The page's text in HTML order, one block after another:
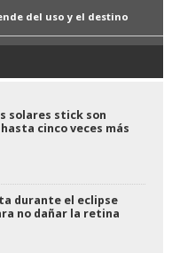
del uso y el destino
solares stick son
cinco veces más
durante el eclipse
no dañar la retina